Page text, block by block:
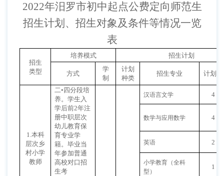
2022年汨罗市初中起点公费定向师范生
招生计划、招生对象及条件等情况一览
表
招生
类型
培养模式 招生计划
方式
学
制
计划
种类
招生专业 计划数
1.本科
层次乡
村小学
教师
二•四分段培
养。学生入
学后前2年注
册中职层次
幼儿教育保
育专业学
籍。毕业当
年参加普通
高校对口招
生考
汉语言文学 4
数学与应用数学 4
英语 2
小学教育（全科
型）
1